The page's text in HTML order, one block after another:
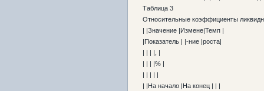
Таблица 3
Относительные коэффициенты
| |Значение |Измене|Темп |
|Показатель | |-ние |роста|
| | | |, |
| | | |% |
| | | | |
| |На начало |На конец | | |